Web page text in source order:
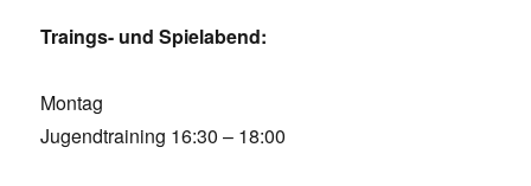
Traings- und Spielabend:
Montag
Jugendtraining 16:30 – 18:00